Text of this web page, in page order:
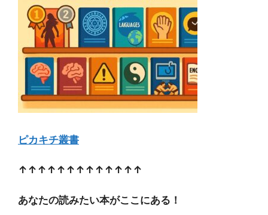
ピカキチ叢書
↑↑↑↑↑↑↑↑↑↑↑↑↑
あなたの読みたい本がここにある！